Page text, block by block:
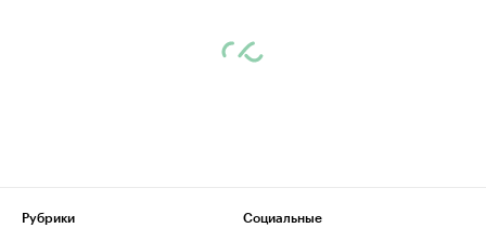
Рубрики
Социальные